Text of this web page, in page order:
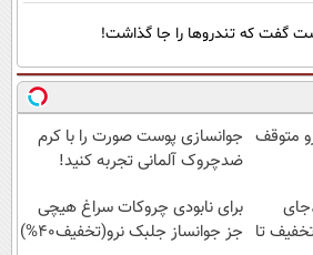
گفت که تندروها را جا گذاشت!
متوقف جوانسازی پوست صورت را با کرم
ضدچروک آلمانی تجربه کنید!
تا
برای نابودی چروکات سراغ هیچی
جز جوانساز جلبک نرو(تخفیف40%)